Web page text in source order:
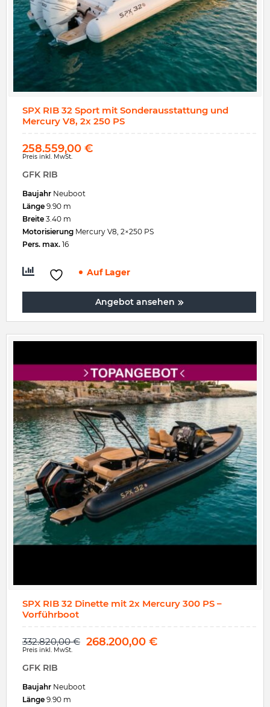
SPX RIB 32 Sport mit Sonderausstattung und
Mercury V8, 2x 250 PS
258.559,00 €
Preis inkl. MwSt.
GFK RIB
Baujahr Neuboot
Länge 9.90 m
Breite 3.40 m
Motorisierung Mercury V8, 2×250 PS
Pers. max. 16
Auf Lager
Angebot ansehen
SPX RIB 32 Dinette mit 2x Mercury 300 PS –
Vorführboot
332.820,00€ 268.200,00 €
Preis inkl. MwSt.
GFK RIB
Baujahr Neuboot
Länge 9.90 m